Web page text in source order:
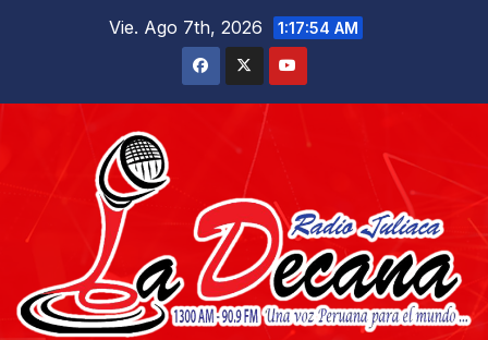
Vie. Ago 7th, 2026 1:17:55 AM